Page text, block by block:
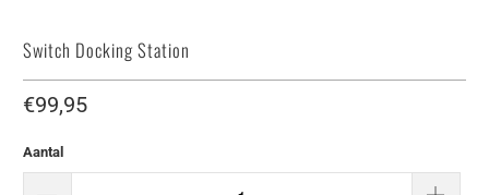
Switch Docking Station
€99,95
Aantal